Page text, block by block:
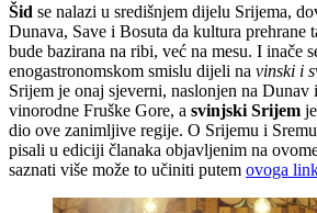
Šid se nalazi u središnjem dijelu Srijema,
Dunava, Save i Bosuta da kultura prehrane
bude bazirana na ribi, već na mesu. I inače
enogastronomskom smislu dijeli na vinski i
Srijem je onaj sjeverni, naslonjen na Dunav
vinorodne Fruške Gore, a svinjski Srijem
dio ove zanimljive regije. O Srijemu i
pisali u ediciji članaka objavljenim na
saznati više može to učiniti putem ovoga